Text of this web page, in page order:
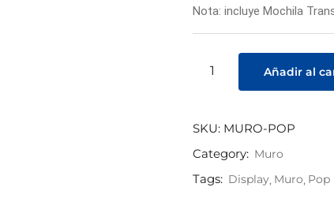
Nota: incluye Mochila
Añadir al
SKU: MURO-POP
Category: Muro
Tags: Display Muro Pop